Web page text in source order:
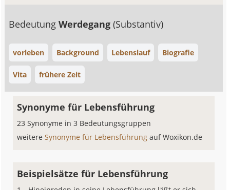
BedeutungWerdegang(Substantiv)
vorleben Background Lebenslauf Biografie
Vita frühere Zeit
Synonyme für Lebensführung
23 Synonyme in 3 Bedeutungsgruppen
weitereSynonyme für Lebensführungauf Woxikon.de
Beispielsätze für Lebensführung